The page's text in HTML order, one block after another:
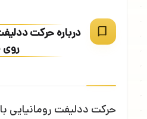
درباره حرکت
حرکت ددلیفت رومانیایی با